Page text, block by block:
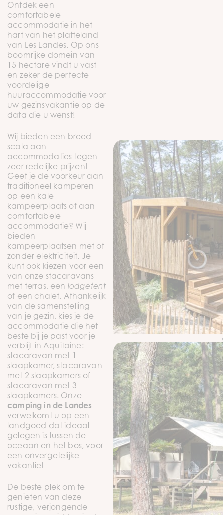
Ontdek een
comfortabele
accommodatie in het
hart van het platteland
van Les Landes. Op ons
boomrijke domein van
15 hectare vindt u vast
en zeker de perfecte
voordelige
huuraccommodatie voor
uw gezinsvakantie op de
data die u wenst!
Wij bieden een breed
scala aan
accommodaties tegen
zeer redelijke prijzen!
Geef je de voorkeur aan
traditioneel kamperen
op een kale
kampeerplaats of aan
comfortabele
accommodatie? Wij
bieden
kampeerplaatsen met of
zonder elektriciteit. Je
kunt ook kiezen voor een
van onze stacaravans
met terras, een lodgetent
of een chalet. Afhankelijk
van de samenstelling
van je gezin, kies je de
accommodatie die het
beste bij je past voor je
verblijf in Aquitaine:
stacaravan met 1
slaapkamer, stacaravan
met 2 slaapkamers of
stacaravan met 3
slaapkamers. Onze
camping in de Landes
verwelkomt u op een
landgoed dat ideaal
gelegen is tussen de
oceaan en het bos, voor
een onvergetelijke
vakantie!
De beste plek om te
genieten van deze
rustige, verjongende